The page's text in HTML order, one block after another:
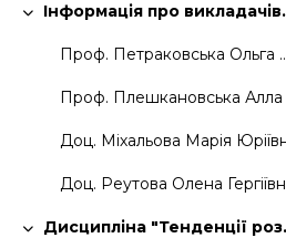
Collapse
Проф.
Доц. Міхальова Марія
Доц. Реутова Олена